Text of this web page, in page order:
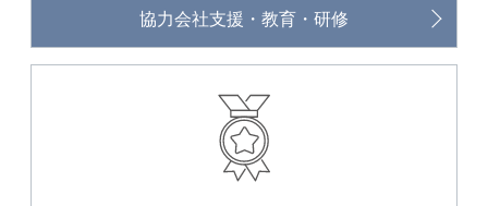
協力会社支援・教育・研修